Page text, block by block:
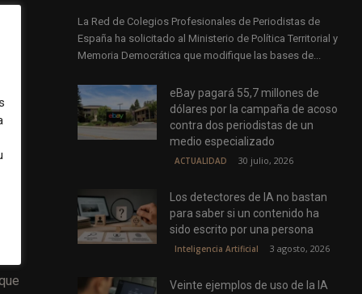
La Red de Colegios Profesionales de Periodistas de
España ha solicitado al Ministerio de Política Territorial y
Memoria Democrática que modifique las bases de...
eBay pagará 55,7 millones de
dólares por la campaña de acoso
contra dos periodistas de un
medio especializado
ACTUALIDAD 30 julio, 2026
Los detectores de IA no bastan
para saber si un contenido ha
sido escrito por una persona
Inteligencia Artificial 3 agosto, 2026
Veinte ejemplos de uso de la IA